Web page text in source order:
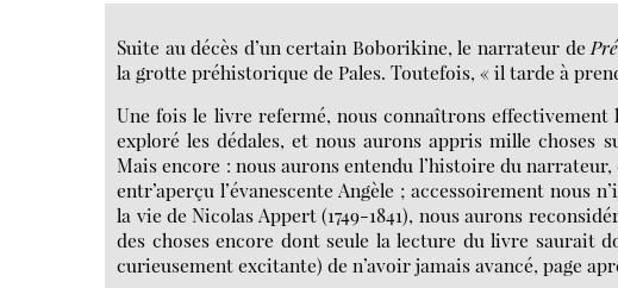
Suite au décès d’un certain Boborikine, le narrateur de
la grotte préhistorique de Pales. Toutefois, « il tarde à
Une fois le livre refermé, nous connaîtrons
exploré les dédales, et nous aurons appris mille choses
Mais encore : nous aurons entendu l’histoire du
entr’aperçu l’évanescente Angèle ; accessoirement
la vie de Nicolas Appert (1749-1841), nous aurons
des choses encore dont seule la lecture du livre saurait
curieusement excitante) de n’avoir jamais avancé, page